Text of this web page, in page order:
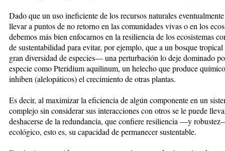
Dado que un uso ineficiente de los recursos naturales
llevar a puntos de no retorno en las comunidades vivas o en los
debemos más bien enfocarnos en la resiliencia de los ecosistemas
de sustentabilidad para evitar, por ejemplo, que a un bosque
gran diversidad de especies— una perturbación lo deje dominado
especie como Pteridium aquilinum, un helecho que produce
inhiben (alelopáticos) el crecimiento de otras plantas.
Es decir, al maximizar la eficiencia de algún componente en un
complejo sin considerar sus interacciones con otros se le puede
deshacerse de la redundancia, que confiere resiliencia —y
ecológico, esto es, su capacidad de permanecer sustentable.